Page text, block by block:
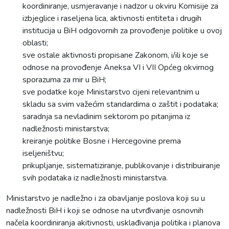
koordiniranje, usmjeravanje i nadzor u okviru Komisije za
izbjeglice i raseljena lica, aktivnosti entiteta i drugih
institucija u BiH odgovornih za provođenje politike u ovoj
oblasti;
sve ostale aktivnosti propisane Zakonom, i/ili koje se
odnose na provođenje Aneksa VI i VII Općeg okvirnog
sporazuma za mir u BiH;
sve podatke koje Ministarstvo cijeni relevantnim u
skladu sa svim važećim standardima o zaštit i podataka;
saradnja sa nevladinim sektorom po pitanjima iz
nadležnosti ministarstva;
kreiranje politike Bosne i Hercegovine prema
iseljeništvu;
prikupljanje, sistematiziranje, publikovanje i distribuiranje
svih podataka iz nadležnosti ministarstva.
Ministarstvo je nadležno i za obavljanje poslova koji su u
nadležnosti BiH i koji se odnose na utvrđivanje osnovnih
načela koordiniranja akitivnosti, usklađivanja politika i planova